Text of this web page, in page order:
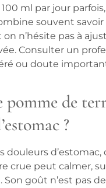
ml par jour
souvent
n’hésite pas à
Consulter un
ou doute
pomme de
?
douleurs d’estomac,
crue peut calmer,
Son goût n’est pas